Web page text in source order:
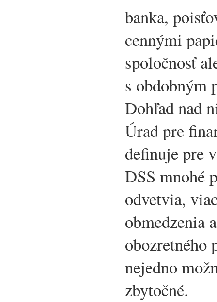
banka,
cennými
spoločnosť
s obdobným
Dohľad nad
Úrad pre
definuje pre
DSS mnohé
odvetvia,
obmedzenia
obozretného
nejedno
zbytočné.